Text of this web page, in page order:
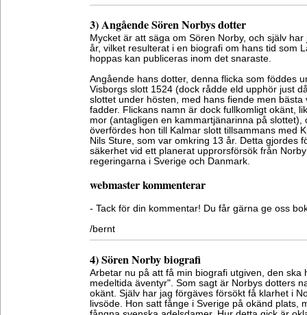
3) Angående Sören Norbys dotter
Mycket är att säga om Sören Norby, och själv
år, vilket resulterat i en biografi om hans tid som
hoppas kan publiceras inom det snaraste.
Angående hans dotter, denna flicka som föddes
Visborgs slott 1524 (dock rådde eld upphör just
slottet under hösten, med hans fiende men
fadder. Flickans namn är dock fullkomligt okänt,
mor (antagligen en kammartjänarinna på slottet),
överfördes hon till Kalmar slott tillsammans med
Nils Sture, som var omkring 13 år. Detta gjordes
säkerhet vid ett planerat upprorsförsök från
regeringarna i Sverige och Danmark.
webmaster kommenterar
- Tack för din kommentar! Du får gärna ge oss
/bernt
4) Sören Norby biografi
Arbetar nu på att få min biografi utgiven, den ska
medeltida äventyr". Som sagt är Norbys dotters
okänt. Själv har jag förgäves försökt få klarhet i
livsöde. Hon satt fånge i Sverige på okänd plats,